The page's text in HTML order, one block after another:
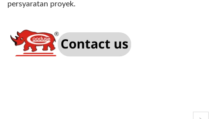
persyaratan proyek.